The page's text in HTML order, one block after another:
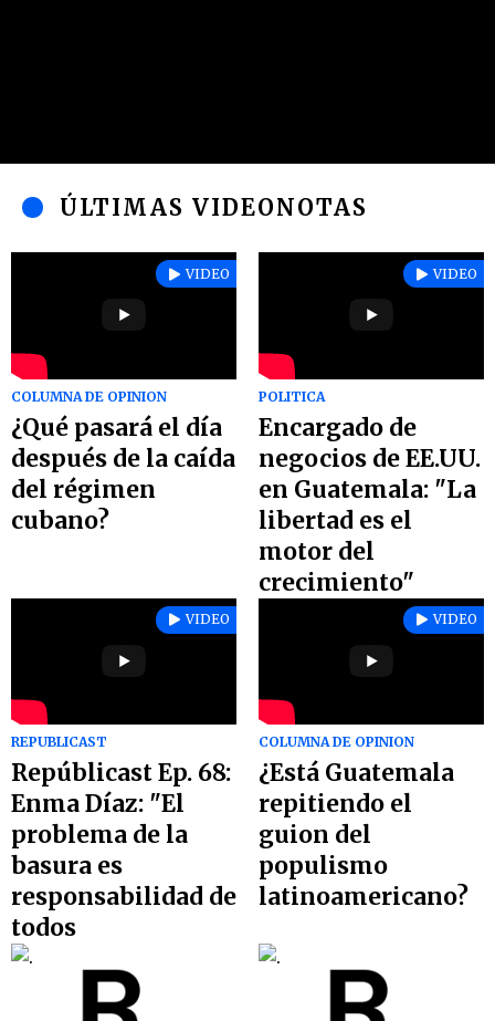
ÚLTIMAS VIDEONOTAS
VIDEO
COLUMNA DE OPINION
¿Qué pasará el día
después de la caída
del régimen
cubano?
VIDEO
POLITICA
Encargado de
negocios de EE.UU.
en Guatemala: "La
libertad es el
motor del
crecimiento"
VIDEO
REPUBLICAST
Repúblicast Ep. 68:
Enma Díaz: "El
problema de la
basura es
responsabilidad de
todos
VIDEO
COLUMNA DE OPINION
¿Está Guatemala
repitiendo el
guion del
populismo
latinoamericano?